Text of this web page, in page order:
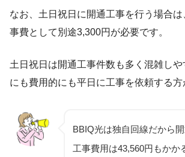
なお、土日祝日に開通工事を行う場合
事費として別途3,300円が必要です。
土日祝日は開通工事件数も多く混雑し
にも費用的にも平日に工事を依頼する方
BBIQ光は独自回線だから
工事費用は43,560円もかか